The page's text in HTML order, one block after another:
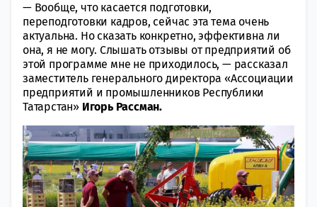
— Вообще, что касается подготовки,
переподготовки кадров, сейчас эта тема очень
актуальна. Но сказать конкретно, эффективна ли
она, я не могу. Слышать отзывы от предприятий об
этой программе мне не приходилось, — рассказал
заместитель генерального директора «Ассоциации
предприятий и промышленников Республики
Татарстан» Игорь Рассман.